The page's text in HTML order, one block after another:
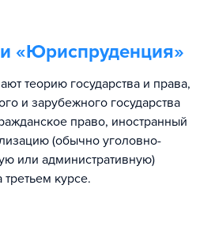
«Юриспруденция»
теорию государства и права,
и зарубежного государства
право, иностранный
(обычно уголовно-
или административную)
курсе.